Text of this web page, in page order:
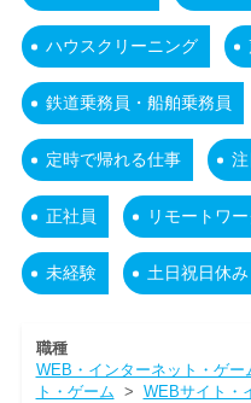
ハウスクリーニング
鉄道乗務員・船舶乗務員
定時で帰れる仕事
正社員 リモートワ
未経験 土日祝日休み
職種
WEB・インターネット・ゲー
ト・ゲーム > WEBサイト・